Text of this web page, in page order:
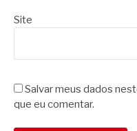
Site
Salvar meus dados
que eu comentar.